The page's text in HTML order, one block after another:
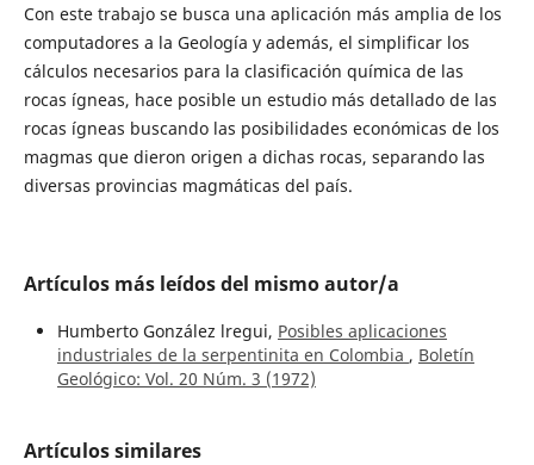
Con este trabajo se busca una aplicación más amplia de los
computadores a la Geología y además, el simplificar los
cálculos necesarios para la clasificación química de las
rocas ígneas, hace posible un estudio más detallado de las
rocas ígneas buscando las posibilidades económicas de los
magmas que dieron origen a dichas rocas, separando las
diversas provincias magmáticas del país.
Artículos más leídos del mismo autor/a
Humberto González lregui, Posibles aplicaciones
industriales de la serpentinita en Colombia , Boletín
Geológico: Vol. 20 Núm. 3 (1972)
Artículos similares